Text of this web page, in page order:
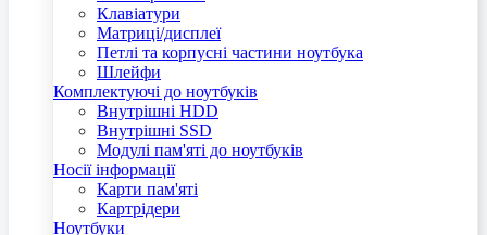
Клавіатури
Матриці/дисплеї
Петлі та корпусні частини ноутбука
Шлейфи
Комплектуючі до ноутбуків
Внутрішні HDD
Внутрішні SSD
Модулі пам'яті до ноутбуків
Носії інформації
Карти пам'яті
Картрідери
Ноутбуки